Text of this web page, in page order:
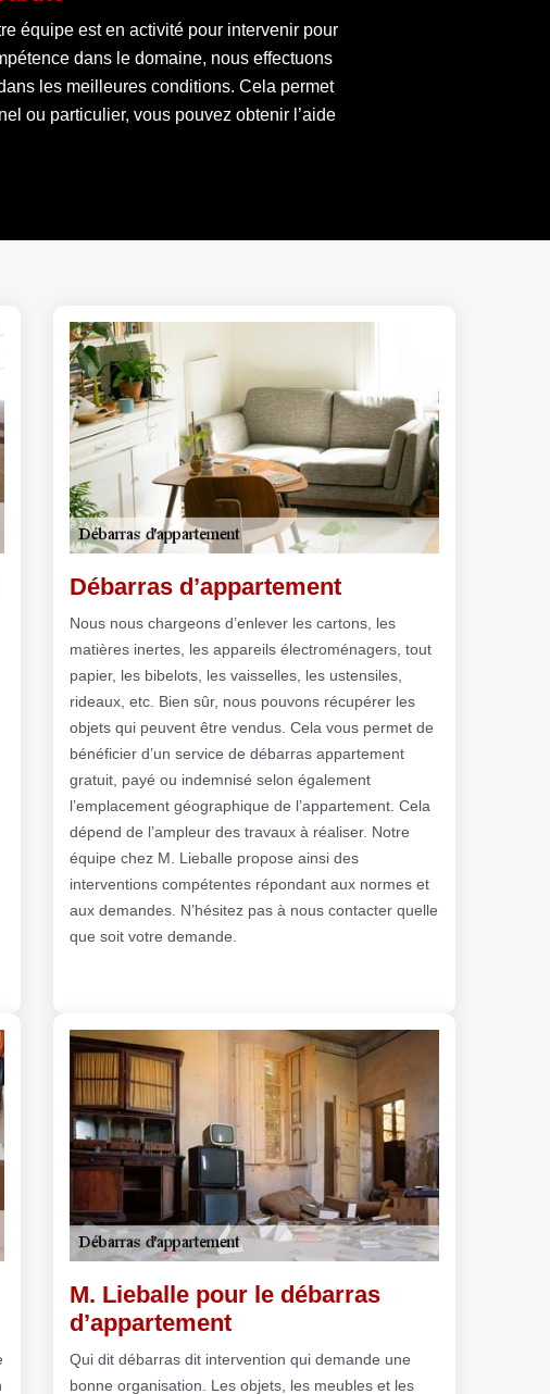
équipe est en activité pour intervenir pour
dans le domaine, nous effectuons
les meilleures conditions. Cela permet
ou particulier, vous pouvez obtenir l’aide
Débarras d’appartement
Nous nous chargeons d’enlever les cartons, les
matières inertes, les appareils électroménagers, tout
papier, les bibelots, les vaisselles, les ustensiles,
rideaux, etc. Bien sûr, nous pouvons récupérer les
objets qui peuvent être vendus. Cela vous permet de
bénéficier d’un service de débarras appartement
gratuit, payé ou indemnisé selon également
l’emplacement géographique de l’appartement. Cela
dépend de l’ampleur des travaux à réaliser. Notre
équipe chez M. Lieballe propose ainsi des
interventions compétentes répondant aux normes et
aux demandes. N’hésitez pas à nous contacter quelle
que soit votre demande.
M. Lieballe pour le débarras
d’appartement
Qui dit débarras dit intervention qui demande une
bonne organisation. Les objets, les meubles et les